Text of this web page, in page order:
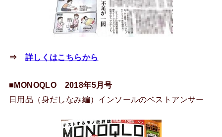
⇒ 詳しくはこちらから
■MONOQLO 2018年5月号
日用品（身だしなみ編）インソールのベストアンサー